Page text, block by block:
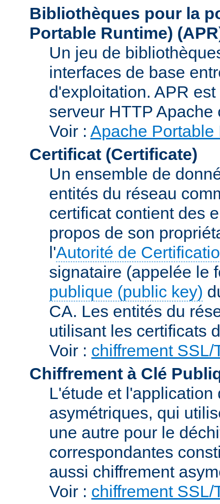
Bibliothèques pour la
Portable Runtime)
Un jeu de
interfaces de base
d'exploitation. APR
serveur HTTP
Voir : Apache
Certificat (Certificate)
Un ensemble de
entités du réseau
certificat contient des
propos de son
l'Autorité de
signataire (appelée le
publique (public key)
CA. Les entités du
utilisant les certificats
Voir : chiffrement SSL/
Chiffrement à Clé
L'étude et
asymétriques, qui
une autre pour le
correspondantes
aussi chiffrement
Voir : chiffrement SSL/